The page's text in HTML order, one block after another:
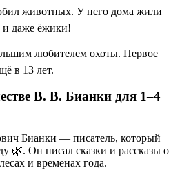
животных. У него дома жили
даже ёжики!
любителем охоты. Первое
в 13 лет.
В. В. Бианки для 1–4
Бианки — писатель, который
🌿. Он писал сказки и рассказы о
и временах года.